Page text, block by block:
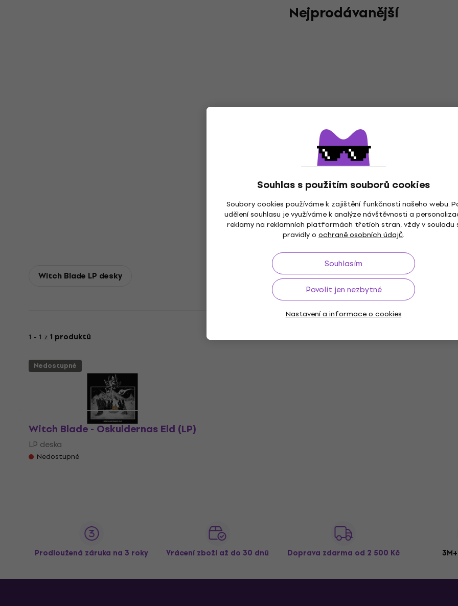
Souhlas s použitím souborů cookies
Soubory cookies používáme k zajištění funkčnosti našeho webu.
udělení souhlasu je využíváme k analýze návštěvnosti a
reklamy na reklamních platformách třetích stran, vždy v souladu
pravidly o ochraně osobních údajů.
Souhlasím
Povolit jen nezbytné
Nastavení a informace o cookies
Nejprodávanější
Witch Blade LP desky
1 - 1 z 1 produktů
Nedostupné
Witch Blade - Oskuldernas Eld (LP)
LP deska
Nedostupné
Prodloužená záruka na 3 roky Vrácení zboží až do 30 dnů Doprava zdarma od 2 500 Kč